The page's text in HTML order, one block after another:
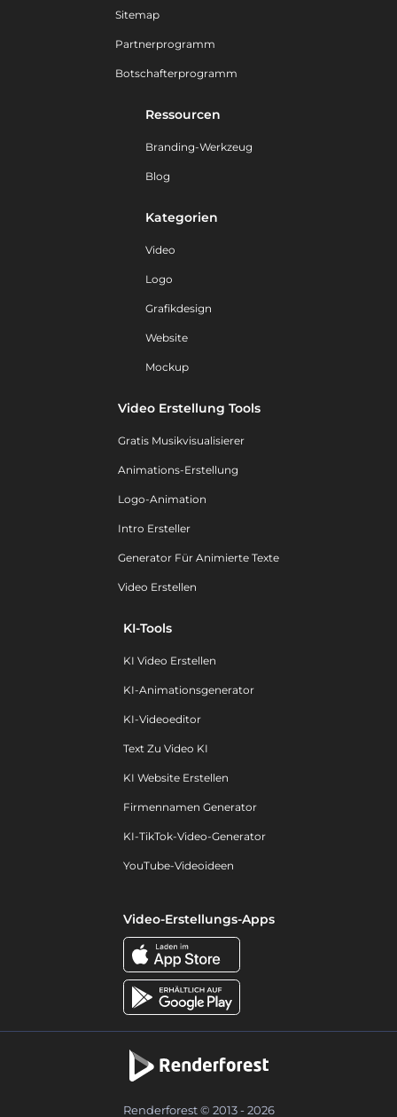
Sitemap
Partnerprogramm
Botschafterprogramm
Ressourcen
Branding-Werkzeug
Blog
Kategorien
Video
Logo
Grafikdesign
Website
Mockup
Video Erstellung Tools
Gratis Musikvisualisierer
Animations-Erstellung
Logo-Animation
Intro Ersteller
Generator Für Animierte Texte
Video Erstellen
KI-Tools
KI Video Erstellen
KI-Animationsgenerator
KI-Videoeditor
Text Zu Video KI
KI Website Erstellen
Firmennamen Generator
KI-TikTok-Video-Generator
YouTube-Videoideen
Video-Erstellungs-Apps
Renderforest © 2013 - 2026